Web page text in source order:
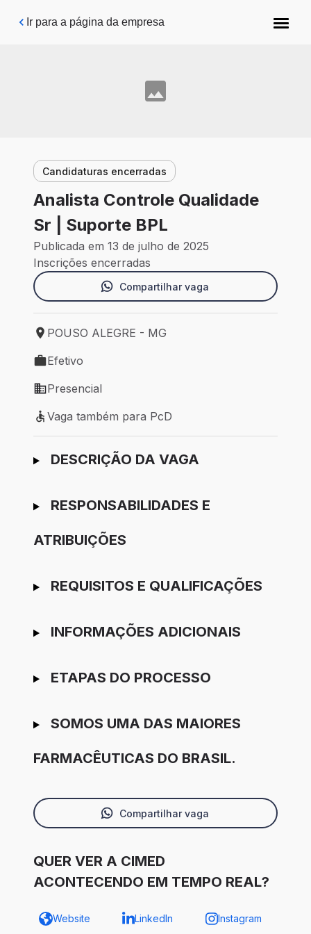
Pular para o conteúdo principal
Ir para a página da empresa
Candidaturas encerradas
Analista Controle Qualidade
Sr | Suporte BPL
Publicada em 13 de julho de 2025
Inscrições encerradas
Compartilhar vaga
Local de trabalho: POUSO ALEGRE - MG
POUSO ALEGRE - MG
Tipo de vaga: Efetivo
Efetivo
Modelo de trabalho: Presencial
Presencial
Vaga também para PcD
Vaga também para PcD
Ir para candidatura
DESCRIÇÃO DA VAGA
RESPONSABILIDADES E
ATRIBUIÇÕES
REQUISITOS E QUALIFICAÇÕES
INFORMAÇÕES ADICIONAIS
ETAPAS DO PROCESSO
SOMOS UMA DAS MAIORES
FARMACÊUTICAS DO BRASIL.
Compartilhar vaga
QUER VER A CIMED
ACONTECENDO EM TEMPO REAL?
Website LinkedIn Instagram